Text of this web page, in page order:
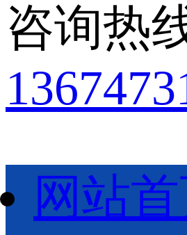
咨询热
1367473
网站